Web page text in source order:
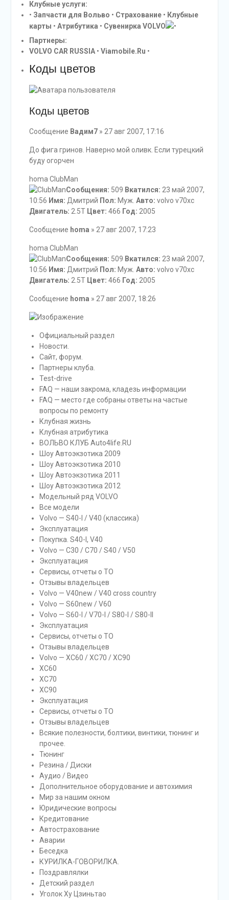
Клубные услуги:
• Запчасти для Вольво • Страхование• Клубные
карты • Атрибутика • Сувенирка VOLVO
•
Партнеры:
VOLVO CAR RUSSIA• Viamobile.Ru •
Коды цветов
Коды цветов
Сообщение Вадим7» 27 авг 2007, 17:16
До фига гринов. Наверно мой оливк. Если турецкий
буду огорчен
homa ClubMan
Сообщения: 509 Вкатился: 23 май 2007,
10:56 Имя: Дмитрий Пол: Муж. Авто: volvo v70xc
Двигатель: 2.5T Цвет: 466 Год: 2005
Сообщение homa » 27 авг 2007, 17:23
homa ClubMan
Сообщения: 509 Вкатился: 23 май 2007,
10:56 Имя: Дмитрий Пол: Муж. Авто: volvo v70xc
Двигатель: 2.5T Цвет: 466 Год: 2005
Сообщение homa » 27 авг 2007, 18:26
Официальный раздел
Новости.
Сайт, форум.
Партнеры клуба.
Test-drive
FAQ — наши закрома, кладезь информации
FAQ — место где собраны ответы на частые
вопросы по ремонту
Клубная жизнь
Клубная атрибутика
ВОЛЬВО КЛУБ Auto4life.RU
Шоу Автоэкзотика 2009
Шоу Автоэкзотика 2010
Шоу Автоэкзотика 2011
Шоу Автоэкзотика 2012
Модельный ряд VOLVO
Все модели
Volvo — S40-I / V40 (классика)
Эксплуатация
Покупка. S40-I, V40
Volvo — C30 / C70 / S40 / V50
Эксплуатация
Сервисы, отчеты о ТО
Отзывы владельцев
Volvo — V40new / V40 cross country
Volvo — S60new / V60
Volvo — S60-I / V70-I / S80-I / S80-II
Эксплуатация
Сервисы, отчеты о ТО
Отзывы владельцев
Volvo — XC60 / XC70 / XC90
XC60
XC70
XC90
Эксплуатация
Сервисы, отчеты о ТО
Отзывы владельцев
Всякие полезности, болтики, винтики, тюнинг и
прочее.
Тюнинг
Резина / Диски
Аудио / Видео
Дополнительное оборудование и автохимия
Мир за нашим окном
Юридические вопросы
Кредитование
Автострахование
Аварии
Беседка
КУРИЛКА-ГОВОРИЛКА.
Поздравлялки
Детский раздел
Уголок Ху Цзиньтао